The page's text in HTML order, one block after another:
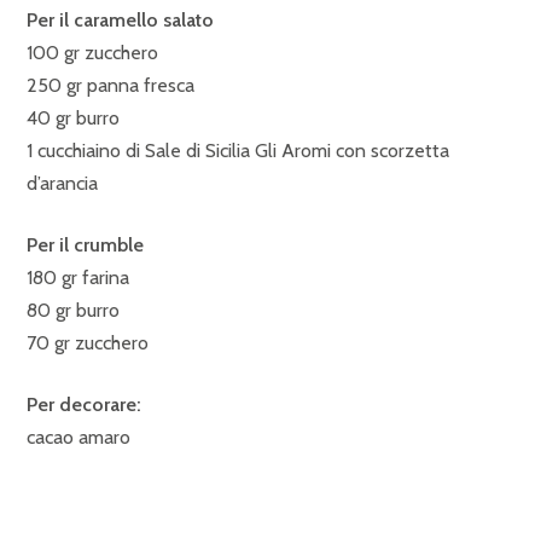
Per il caramello salato
100 gr zucchero
250 gr panna fresca
40 gr burro
1 cucchiaino di Sale di Sicilia Gli Aromi con scorzetta
d’arancia
Per il crumble
180 gr farina
80 gr burro
70 gr zucchero
Per decorare:
cacao amaro